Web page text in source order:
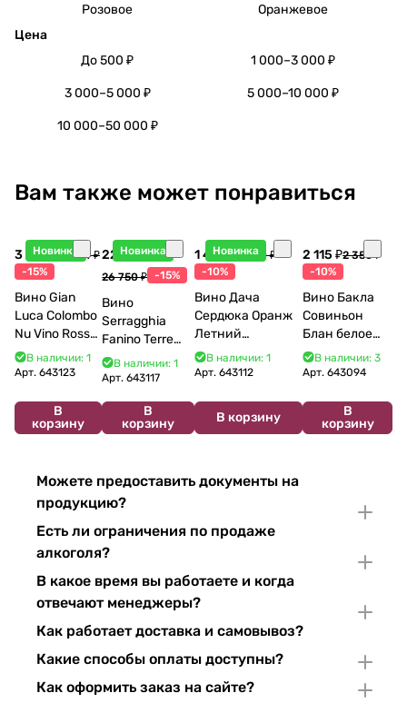
Розовое
Оранжевое
Цена
До 500 ₽
1 000–3 000 ₽
3 000–5 000 ₽ 5 000–10 000 ₽
10 000–50 000 ₽
Вам также может понравиться
Новинка
3 998 ₽4 704 ₽
-15%
Вино Gian
Luca Colombo
Nu Vino Rosso
2025 750 мл
В наличии: 1
Арт. 643123
В
корзину
Новинка
22 738 ₽
26 750 ₽ -15%
Вино
Serragghia
Fanino Terre
Siciliane IGP
2022 750 мл
В наличии: 1
Арт.643117
В
корзину
Новинка
1 440 ₽1 600 ₽
-10%
Вино Дача
Сердюка Оранж
Летний
Сибирьковый
2024 750 мл
В наличии: 1
Арт. 643112
В корзину
2 115 ₽2 350 ₽
-10%
Вино Бакла
Совиньон
Блан белое
сухое 750 мл
12%
В наличии: 3
Арт.643094
В
корзину
Можете предоставить документы на
продукцию?
Есть ли ограничения по продаже
алкоголя?
В какое время вы работаете и когда
отвечают менеджеры?
Как работает доставка и самовывоз?
Какие способы оплаты доступны?
Как оформить заказ на сайте?